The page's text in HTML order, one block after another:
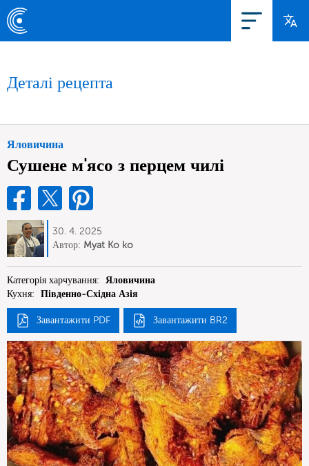
Деталі рецепта
Яловичина
Сушене м'ясо з перцем чилі
30. 4. 2025
Автор: Myat Ko ko
Категорія харчування: Яловичина
Кухня: Південно-Східна Азія
Завантажити PDF Завантажити BR2